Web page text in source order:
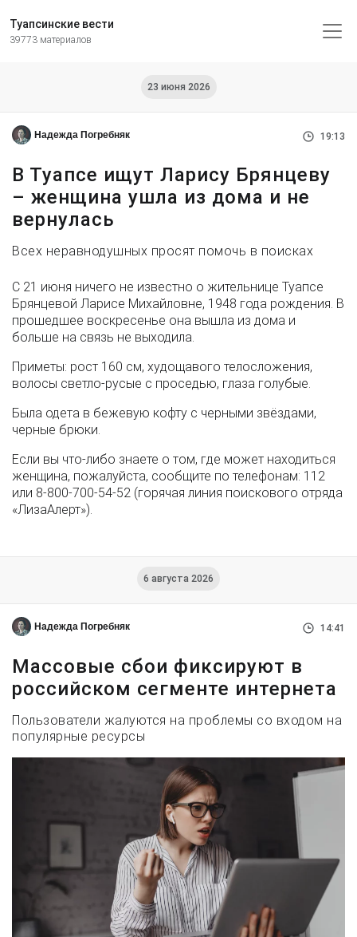
Туапсинские вести
39773 материалов
23 июня 2026
Надежда Погребняк 19:13
В Туапсе ищут Ларису Брянцеву
– женщина ушла из дома и не
вернулась
Всех неравнодушных просят помочь в поисках
С 21 июня ничего не известно о жительнице Туапсе
Брянцевой Ларисе Михайловне, 1948 года рождения. В
прошедшее воскресенье она вышла из дома и
больше на связь не выходила.
Приметы: рост 160 см, худощавого телосложения,
волосы светло-русые с проседью, глаза голубые.
Была одета в бежевую кофту с черными звёздами,
черные брюки.
Если вы что-либо знаете о том, где может находиться
женщина, пожалуйста, сообщите по телефонам: 112
или 8-800-700-54-52 (горячая линия поискового отряда
«ЛизаАлерт»).
6 августа 2026
Надежда Погребняк 14:41
Массовые сбои фиксируют в
российском сегменте интернета
Пользователи жалуются на проблемы со входом на
популярные ресурсы